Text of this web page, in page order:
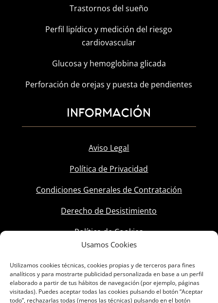
Usamos Cookies
Utilizamos cookies técnicas, cookies propias y de terceros para fines
analíticos y para mostrarte publicidad personalizada en base a un perfil
elaborado a partir de tus hábitos de navegación (por ejemplo, páginas
visitadas). Puedes aceptar todas las cookies pulsando el botón “Aceptar
todo”, rechazarlas todas (menos las técnicas) pulsando en el botón
Trastornos del sueño
Perfil lipídico y medición del riesgo
cardiovascular
Glucosa y hemoglobina glicada
Perforación de orejas y puesta de pendientes
INFORMACIÓN
Aviso Legal
Política de Privacidad
Condiciones Generales de Contratación
Derecho de Desistimiento
Política de Cookies